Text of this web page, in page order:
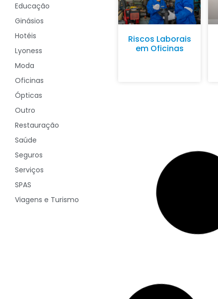
Educação
Ginásios
Hotéis
Lyoness
Moda
Oficinas
Ópticas
Outro
Restauração
Saúde
Seguros
Serviços
SPAS
Viagens e Turismo
Riscos Laborais
em Oficinas
Riscos Físicos
SEGURANÇA NO
Riscos Químicos